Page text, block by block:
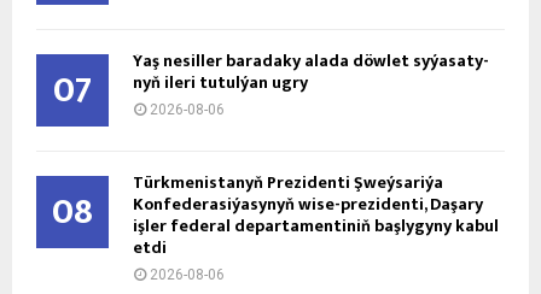
07 Ýaş ne­sil­ler ba­ra­da­ky ala­da döw­let sy­ýa­sa­ty­
nyň ile­ri tu­tul­ýan ug­ry
2026-08-06
08 Türkmenistanyň Prezidenti Şweýsariýa
Konfederasiýasynyň wise-prezidenti, Daşary
işler federal departamentiniň başlygyny kabul
etdi
2026-08-06